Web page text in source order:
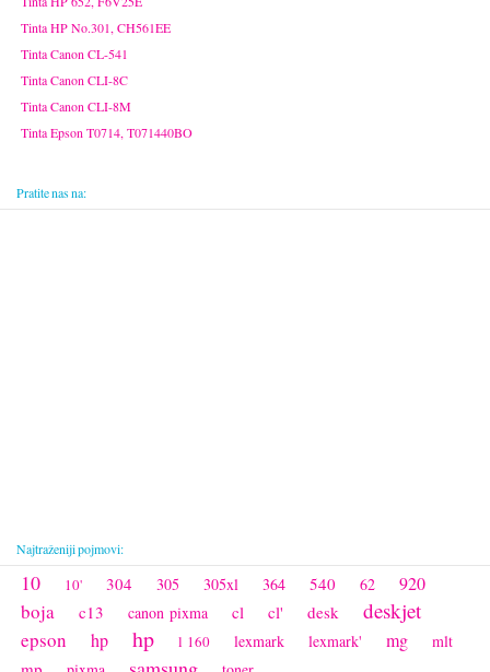
Tinta HP No.301, CH561EE
Tinta Canon CL-541
Tinta Canon CLI-8C
Tinta Canon CLI-8M
Tinta Epson T0714, T071440BO
Pratite nas na:
Najtraženiji pojmovi:
10 10' 304 305 305xl 364 540 62 920
boja c13 canon pixma cl cl' desk deskjet
epson hp hp l 160 lexmark lexmark' mg mlt